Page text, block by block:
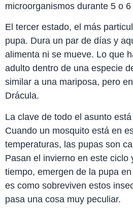
microorganismos durante 5 o
El tercer estado, el más
pupa. Dura un par de días y
alimenta ni se mueve. Lo que
adulto dentro de una especie
similar a una mariposa, pero
Drácula.
La clave de todo el asunto
Cuando un mosquito está en
temperaturas, las pupas son
Pasan el invierno en este ciclo
tiempo, emergen de la pupa
es como sobreviven estos
pasa una cosa muy peculiar.